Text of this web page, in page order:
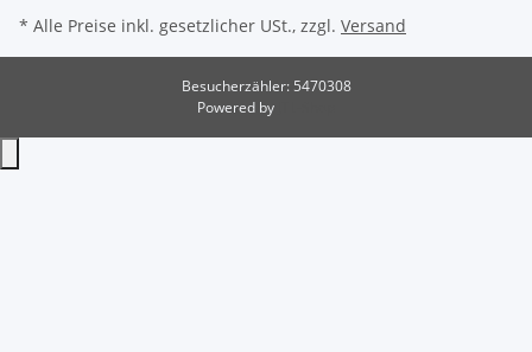
* Alle Preise inkl. gesetzlicher USt., zzgl. Versand
Besucherzähler: 5470308
Powered by